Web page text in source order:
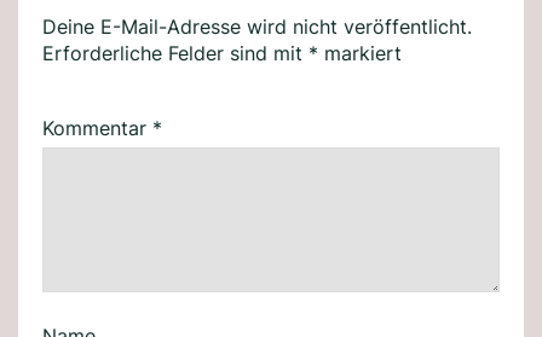
Deine E-Mail-Adresse wird nicht veröffentlicht.
Erforderliche Felder sind mit * markiert
Kommentar *